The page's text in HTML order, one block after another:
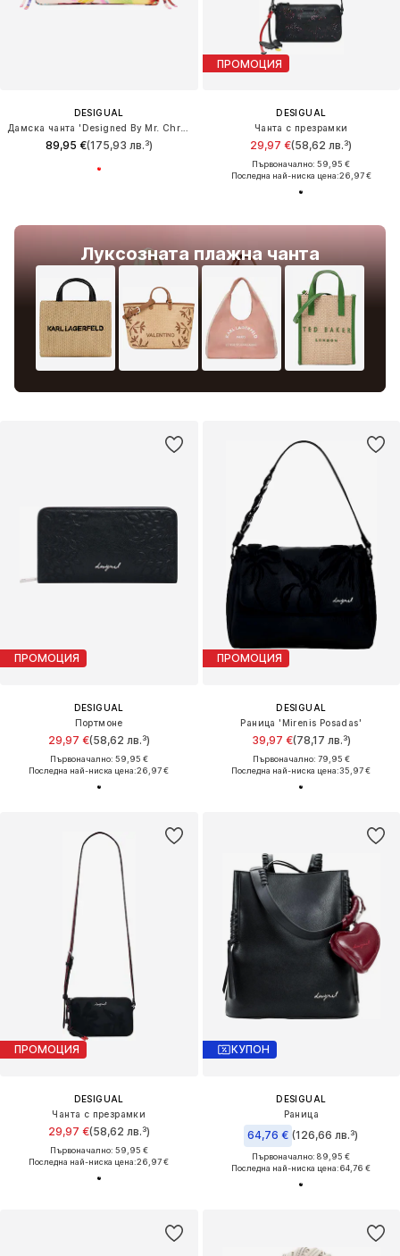
DESIGUAL
89,95 €(175,93 лв.³)
Луксозната плажна чанта
ПРОМОЦИЯ
DESIGUAL
Чанта с презрамки
29,97 €(58,62 лв.³)
Първоначално: 59,95 €
Последна най-ниска цена:26,97 €
ПРОМОЦИЯ
DESIGUAL
Портмоне
29,97 €(58,62 лв.³)
Първоначално: 59,95 €
Последна най-ниска цена:26,97 €
ПРОМОЦИЯ
DESIGUAL
Раница 'Mirenis Posadas'
39,97 €(78,17 лв.³)
Първоначално: 79,95 €
Последна най-ниска цена:35,97 €
ПРОМОЦИЯ
DESIGUAL
Чанта с презрамки
29,97 €(58,62 лв.³)
Първоначално: 59,95 €
Последна най-ниска цена:26,97 €
КУПОН
DESIGUAL
Раница
64,76 € (126,66 лв.³)
Първоначално: 89,95 €
Последна най-ниска цена:64,76 €